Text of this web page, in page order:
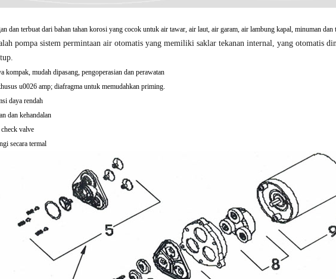
dan terbuat dari bahan tahan korosi yang cocok untuk air tawar, air laut, air garam, air lambung kapal, minuman dan
pompa sistem permintaan air otomatis yang memiliki saklar tekanan internal, yang otomatis
kompak, mudah dipasang, pengoperasian dan perawatan
u0026 amp; diafragma untuk memudahkan priming.
daya rendah
dan kehandalan
valve
secara termal